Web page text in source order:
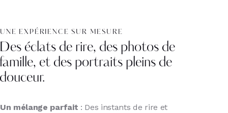
UNE EXPÉRIENCE SUR MESURE
Des éclats de rire, des photos de
famille, et des portraits pleins de
douceur.
Un mélange parfait : Des instants de rire et